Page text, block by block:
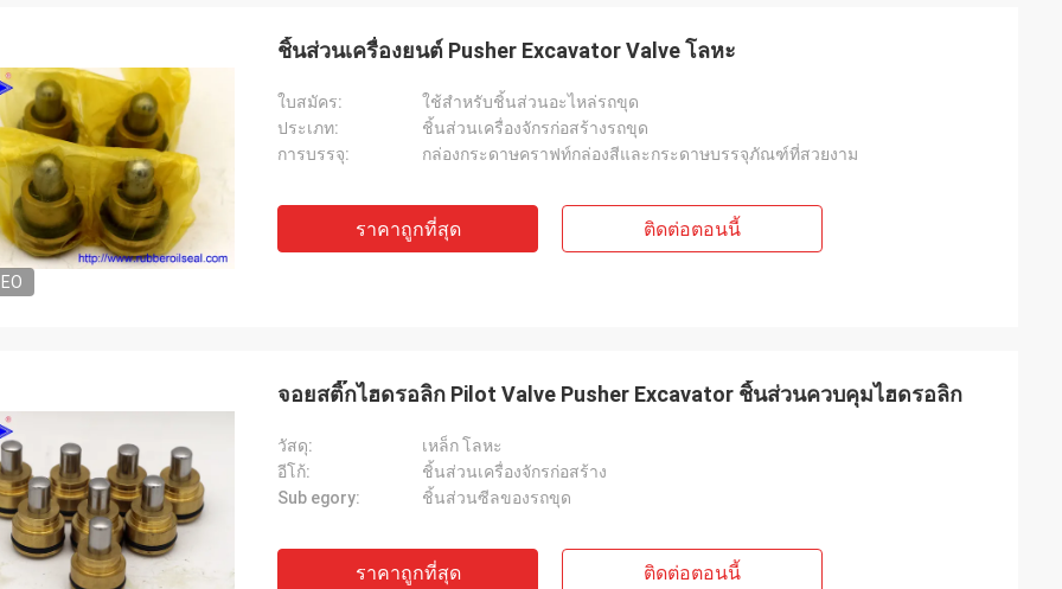
ชิ้นส่วนเครื่องยนต์ Pusher Excavator Valve โลหะ
ใบสมัคร:
ใช้สำหรับชิ้นส่วนอะไหล่รถขุด
ประเภท:
ชิ้นส่วนเครื่องจักรก่อสร้างรถขุด
การบรรจุ:
กล่องกระดาษคราฟท์กล่องสีและกระดาษบรรจุภัณฑ์ที่สวยงาม
ราคาถูกที่สุด ติดต่อตอนนี้
จอยสติ๊กไฮดรอลิก Pilot Valve Pusher Excavator ชิ้นส่วนควบคุมไฮดรอลิก
วัสดุ:
เหล็ก โลหะ
อีโก้:
ชิ้นส่วนเครื่องจักรก่อสร้าง
Sub egory:
ชิ้นส่วนซีลของรถขุด
ราคาถูกที่สุด ติดต่อตอนนี้